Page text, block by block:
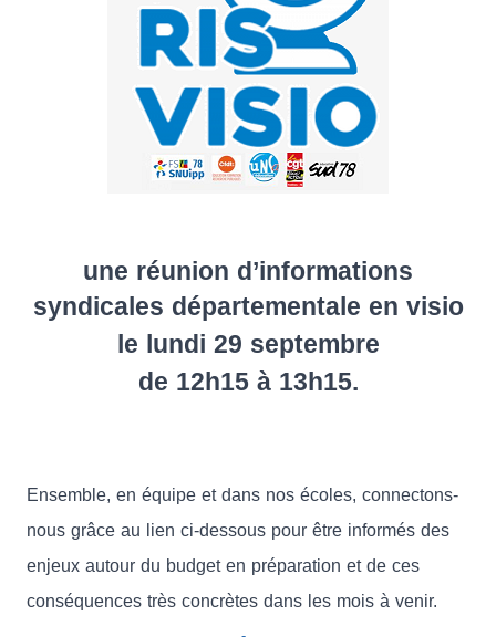
une réunion d’informations
syndicales départementale en visio
le lundi 29 septembre
de 12h15 à 13h15.
Ensemble, en équipe et dans nos écoles, connectons-
nous grâce au lien ci-dessous pour être informés des
enjeux autour du budget en préparation et de ces
conséquences très concrètes dans les mois à venir.